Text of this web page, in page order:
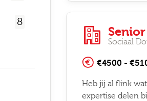
8
Sociaal
€4500 -
Heb jij al flink
expertise delen